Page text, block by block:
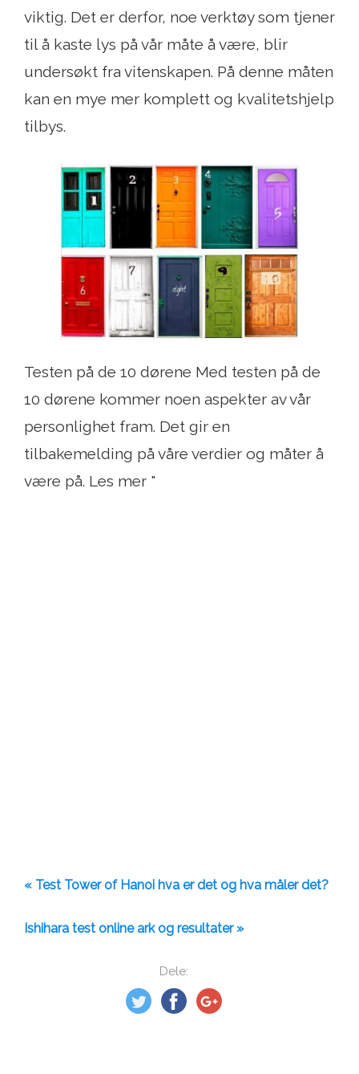
Dele:
viktig. Det er derfor, noe verktøy som tjener
til å kaste lys på vår måte å være, blir
undersøkt fra vitenskapen. På denne måten
kan en mye mer komplett og kvalitetshjelp
tilbys.
Testen på de 10 dørene Med testen på de
10 dørene kommer noen aspekter av vår
personlighet fram. Det gir en
tilbakemelding på våre verdier og måter å
være på. Les mer "
« Test Tower of Hanoi hva er det og hva måler det?
Ishihara test online ark og resultater »